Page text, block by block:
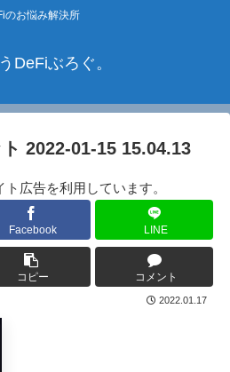
のお悩み解決所
DeFiぶろぐ。
2022-01-15 15.04.13
広告を利用しています。
Facebook LINE
コピー コメント
2022.01.17